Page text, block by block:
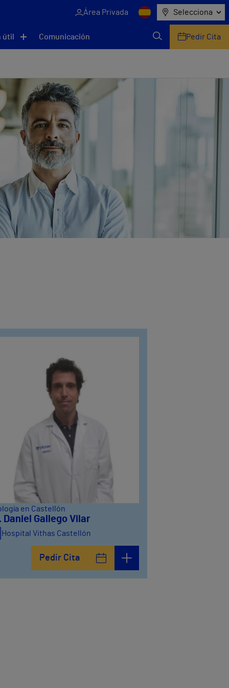
Área Privada Selecciona
útil Comunicación Pedir Cita
en Castellón
Daniel Gallego Vilar
Hospital Vithas Castellón
Pedir Cita